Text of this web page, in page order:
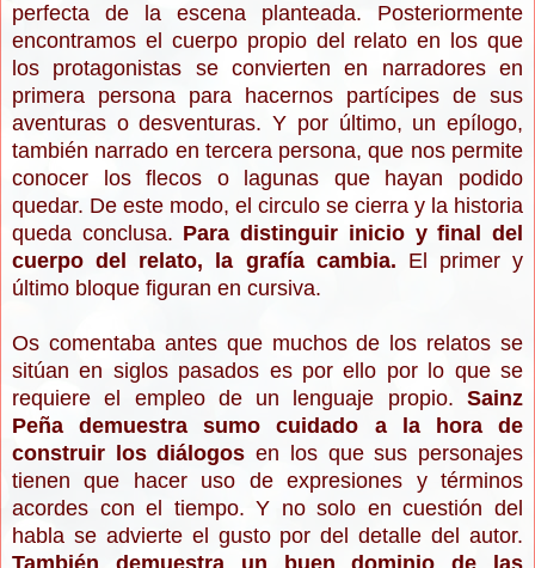
perfecta de la escena planteada. Posteriormente
encontramos el cuerpo propio del relato en los que
los protagonistas se convierten en narradores en
primera persona para hacernos partícipes de sus
aventuras o desventuras. Y por último, un epílogo,
también narrado en tercera persona, que nos permite
conocer los flecos o lagunas que hayan podido
quedar. De este modo, el circulo se cierra y la historia
queda conclusa. Para distinguir inicio y final del
cuerpo del relato, la grafía cambia. El primer y
último bloque figuran en cursiva.
Os comentaba antes que muchos de los relatos se
sitúan en siglos pasados es por ello por lo que se
requiere el empleo de un lenguaje propio. Sainz
Peña demuestra sumo cuidado a la hora de
construir los diálogos en los que sus personajes
tienen que hacer uso de expresiones y términos
acordes con el tiempo. Y no solo en cuestión del
habla se advierte el gusto por del detalle del autor.